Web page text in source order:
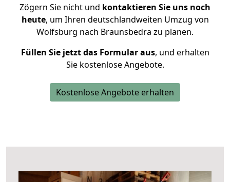
Zögern Sie nicht und kontaktieren Sie uns noch
heute, um Ihren deutschlandweiten Umzug von
Wolfsburg nach Braunsbedra zu planen.
Füllen Sie jetzt das Formular aus, und erhalten
Sie kostenlose Angebote.
Kostenlose Angebote erhalten